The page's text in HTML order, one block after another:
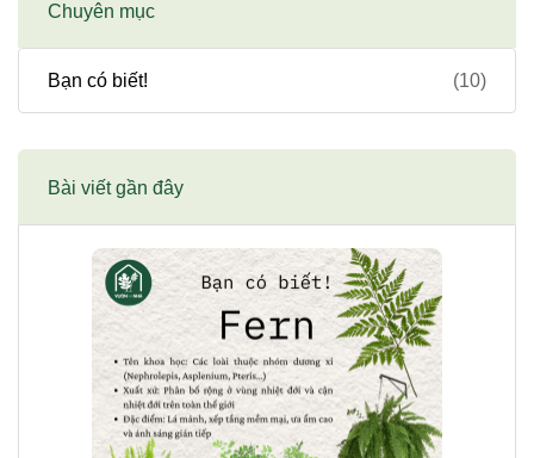
Chuyên mục
Bạn có biết! (10)
Bài viết gần đây